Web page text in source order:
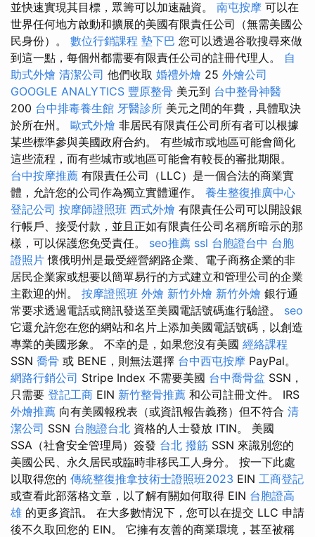
並快速實現其目標，眾籌可以加速融資。 南屯按摩 可以在
世界任何地方啟動和擴展的美國有限責任公司（無需美國公
民身份）。 數位行銷課程 墊下巴 您可以透過谷歌搜尋來做
到這一點，每個州都需要有限責任公司的註冊代理人。 自
助式外燴 清潔公司 他們收取 婚禮外燴 25 外燴公司
GOOGLE ANALYTICS 豐原整骨 美元到 台中整骨神醫
200 台中排毒養生館 牙醫診所 美元之間的年費，具體取決
於所在州。 歐式外燴 非居民有限責任公司所有者可以根據
某些標準參與美國政府合約。 有些城市或地區可能會簡化
這些流程，而有些城市或地區可能會有較長的審批期限。
台中按摩推薦 有限責任公司（LLC）是一個合法的商業實
體，允許您的公司作為獨立實體運作。 養生整復推廣中心
登記公司 按摩師證照班 西式外燴 有限責任公司可以開設銀
行帳戶、接受付款，並且正如有限責任公司名稱所暗示的那
樣，可以保護您免受責任。 seo推薦 ssl 台胞證台中 台胞
證照片 懷俄明州是最受經營網路企業、電子商務企業的非
居民企業家或想要以簡單易行的方式建立和管理公司的企業
主歡迎的州。 按摩證照班 外燴 新竹外燴 新竹外燴 銀行通
常要求透過電話或簡訊發送至美國電話號碼進行驗證。 seo
它還允許您在您的網站和名片上添加美國電話號碼，以創造
專業的美國形象。 不幸的是，如果您沒有美國 經絡課程
SSN 喬骨 或 BENE，則無法選擇 台中西屯按摩 PayPal。
網路行銷公司 Stripe Index 不需要美國 台中喬骨盆 SSN，
只需要 登記工商 EIN 新竹整骨推薦 和公司註冊文件。 IRS
外燴推薦 向有美國報稅表（或資訊報告義務）但不符合 清
潔公司 SSN 台胞證台北 資格的人士發放 ITIN。 美國
SSA（社會安全管理局）簽發 台北 撥筋 SSN 來識別您的
美國公民、永久居民或臨時非移民工人身分。 按一下此處
以取得您的 傳統整復推拿技術士證照班2023 EIN 工商登記
或查看此部落格文章，以了解有關如何取得 EIN 台胞證高
雄 的更多資訊。 在大多數情況下，您可以在提交 LLC 申請
後不久取回您的 EIN。 它擁有友善的商業環境，甚至被稱